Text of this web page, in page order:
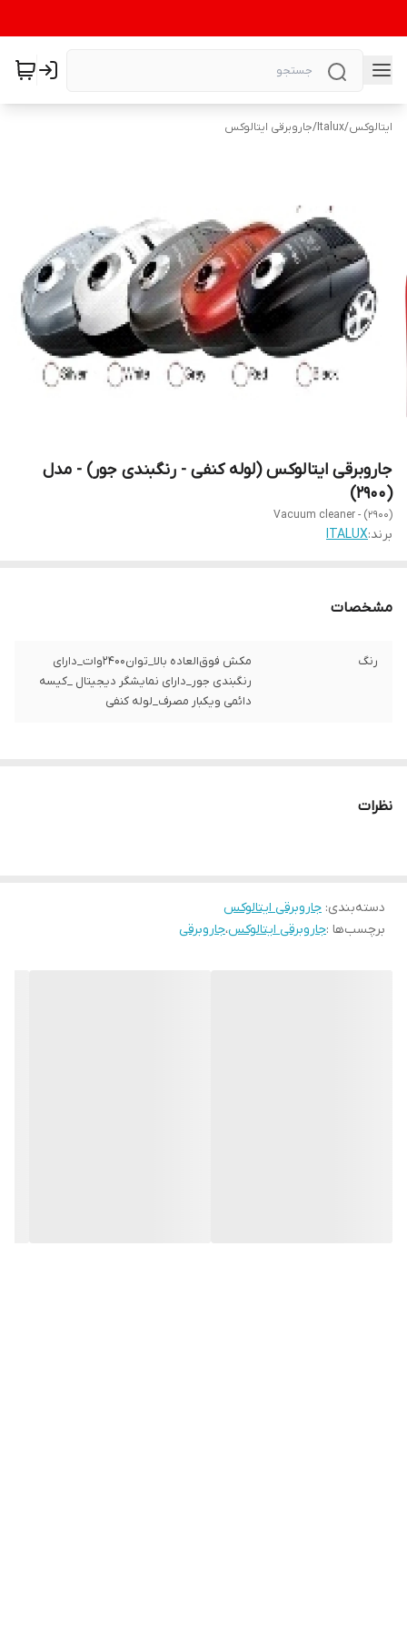
ایتالوکس/
Italux
/جاروبرقی ایتالوکس
جاروبرقی ایتالوکس (لوله کنفی - رنگبندی جور) - مدل
(2900)
Vacuum cleaner - (2900)
برند:ITALUX
مشخصات
رنگ
مکش فوق‌العاده بالا_توان2400وات_دارای
رنگبندی جور_دارای نمایشگر دیجیتال _کیسه
دائمی ویکبار مصرف_لوله کنفی
نظرات
دسته‌بندی: جاروبرقی ایتالوکس
برچسب‌ها :جاروبرقی ایتالوکس،جاروبرقی